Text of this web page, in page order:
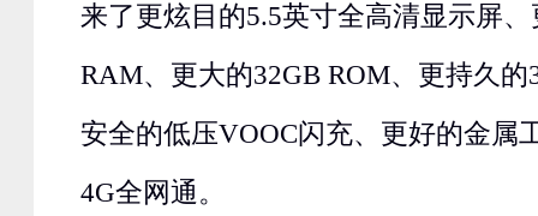
来了更炫目的5.5英寸全高清显示屏
RAM、更大的32GB ROM、更持久的
安全的低压VOOC闪充、更好的金属
4G全网通。